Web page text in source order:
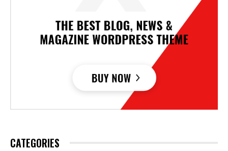
CATEGORIES